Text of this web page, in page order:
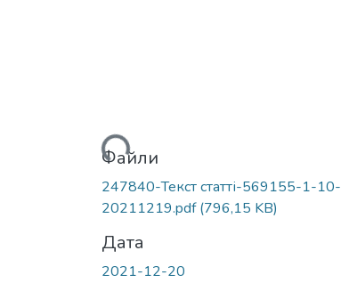
Вантажиться...
Файли
247840-Текст статті-569155-1-10-
20211219.pdf(796,15 KB)
Дата
2021-12-20